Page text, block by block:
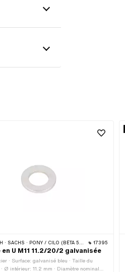
· PONY / CILO (BÊTA 521 & 512) · PIAGGIO · ZÜNDAPP BELMONDO · ALPA CHOPPER / TURBO · CILO 17395
U M11 11.2/20/2 galvanisée
· Surface: galvanisé bleu · Taille du
· Ø intérieur: 11.2 mm · Diamètre nominal